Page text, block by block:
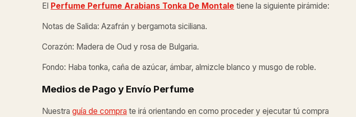
El Perfume Perfume Arabians Tonka De Montale tiene la siguiente pirámide:
Notas de Salida: Azafrán y bergamota siciliana.
Corazón: Madera de Oud y rosa de Bulgaria.
Fondo: Haba tonka, caña de azúcar, ámbar, almizcle blanco y musgo de roble.
Medios de Pago y Envío Perfume
Nuestra guía de compra te irá orientando en como proceder y ejecutar tú compra